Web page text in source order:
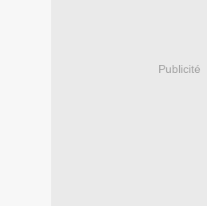
Publicité